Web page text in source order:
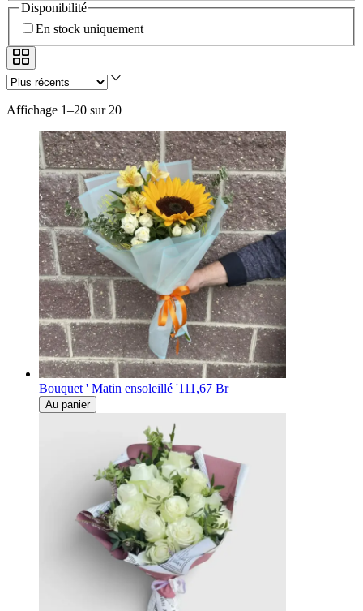
Disponibilité
En stock uniquement
Affichage 1–20 sur 20
Bouquet ' Matin ensoleillé '111,67 Br
Au panier